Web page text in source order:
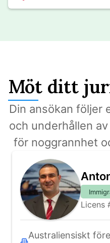
Möt ditt
Din ansökan följer
och underhållen
för noggrannhet
Licens
Australiensiskt